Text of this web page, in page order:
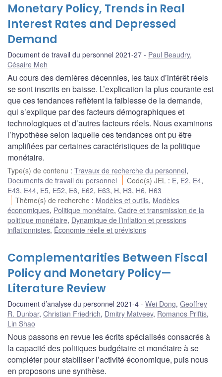
Monetary Policy, Trends in Real
Interest Rates and Depressed
Demand
Document de travail du personnel 2021-27 Paul Beaudry,
Césaire Meh
Au cours des dernières décennies, les taux d’intérêt réels
se sont inscrits en baisse. L’explication la plus courante est
que ces tendances reflètent la faiblesse de la demande,
qui s’explique par des facteurs démographiques et
technologiques et d’autres facteurs réels. Nous examinons
l’hypothèse selon laquelle ces tendances ont pu être
amplifiées par certaines caractéristiques de la politique
monétaire.
Type(s) de contenu : Travaux de recherche du personnel,
Documents de travail du personnel
Code(s) JEL : E, E2, E4,
E43, E44, E5, E52, E6, E62, E63, H, H3, H6, H63
Thème(s) de recherche : Modèles et outils, Modèles
économiques, Politique monétaire, Cadre et transmission de la
politique monétaire, Dynamique de l’inflation et pressions
inflationnistes, Économie réelle et prévisions
Complementarities Between Fiscal
Policy and Monetary Policy—
Literature Review
Document d’analyse du personnel 2021-4 Wei Dong, Geoffrey
R. Dunbar, Christian Friedrich, Dmitry Matveev, Romanos Priftis,
Lin Shao
Nous passons en revue les écrits spécialisés consacrés à
la capacité des politiques budgétaire et monétaire à se
compléter pour stabiliser l’activité économique, puis nous
en proposons une synthèse.